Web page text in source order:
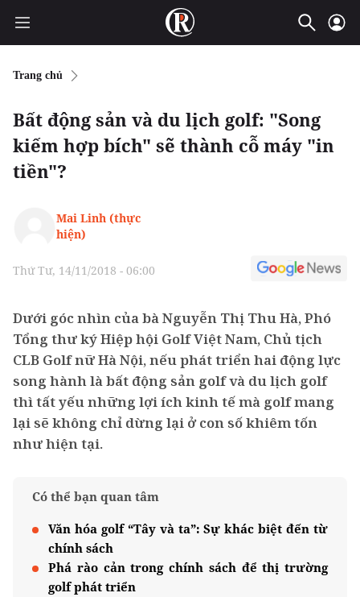
Trang chủ
Bất động sản và du lịch golf: "Song
kiếm hợp bích" sẽ thành cỗ máy "in
tiền"?
Mai Linh (thực
hiện)
Thứ Tư, 14/11/2018 - 06:00
Dưới góc nhìn của bà Nguyễn Thị Thu Hà, Phó
Tổng thư ký Hiệp hội Golf Việt Nam, Chủ tịch
CLB Golf nữ Hà Nội, nếu phát triển hai động lực
song hành là bất động sản golf và du lịch golf
thì tất yếu những lợi ích kinh tế mà golf mang
lại sẽ không chỉ dừng lại ở con số khiêm tốn
như hiện tại.
Có thể bạn quan tâm
Văn hóa golf “Tây và ta”: Sự khác biệt đến từ
chính sách
Phá rào cản trong chính sách để thị trường
golf phát triển